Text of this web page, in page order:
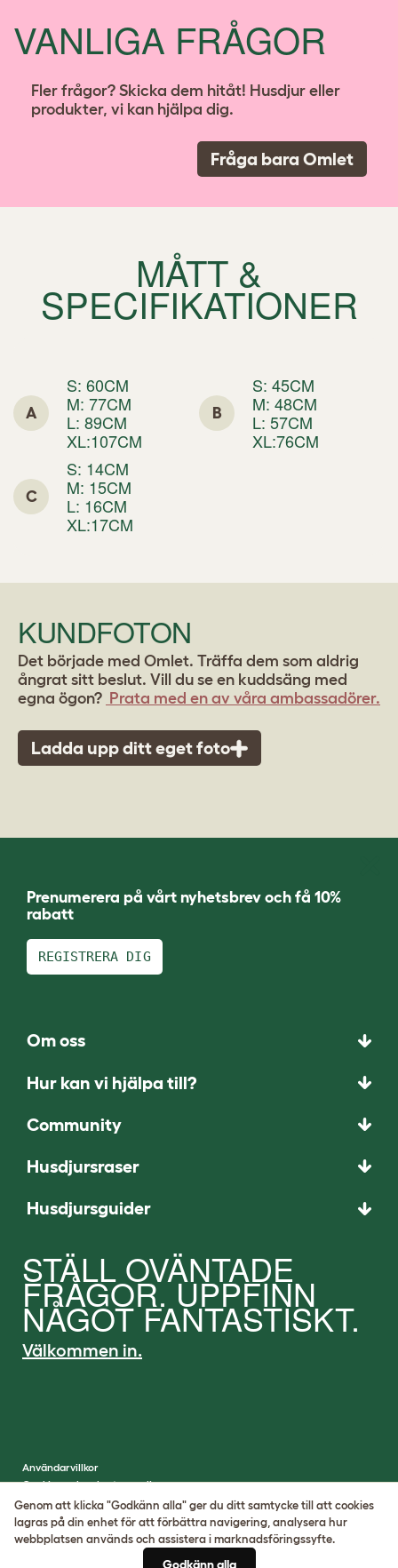
VANLIGA FRÅGOR
Fler frågor? Skicka dem hitåt! Husdjur eller
produkter, vi kan hjälpa dig.
Fråga bara Omlet
MÅTT &
SPECIFIKATIONER
A
S: 60CM
M: 77CM
L: 89CM
XL:107CM
B
S: 45CM
M: 48CM
L: 57CM
XL:76CM
C
S: 14CM
M: 15CM
L: 16CM
XL:17CM
KUNDFOTON
Det började med Omlet. Träffa dem som aldrig
ångrat sitt beslut. Vill du se en kuddsäng med
egna ögon? Prata med en av våra ambassadörer.
Ladda upp ditt eget foto
Prenumerera på vårt nyhetsbrev och få 10%
rabatt
REGISTRERA DIG
Om oss
Hur kan vi hjälpa till?
Community
Husdjursraser
Husdjursguider
STÄLL OVÄNTADE
FRÅGOR. UPPFINN
NÅGOT FANTASTISKT.
Välkommen in.
Användarvillkor
Cookies och sekretesspolicy
Cookie Settings
Hemsidekarta
VAT-nummer: SE502080795301
Genom att klicka "Godkänn alla" ger du ditt samtycke till att cookies
lagras på din enhet för att förbättra navigering, analysera hur
webbplatsen används och assistera i marknadsföringssyfte.
Godkänn alla